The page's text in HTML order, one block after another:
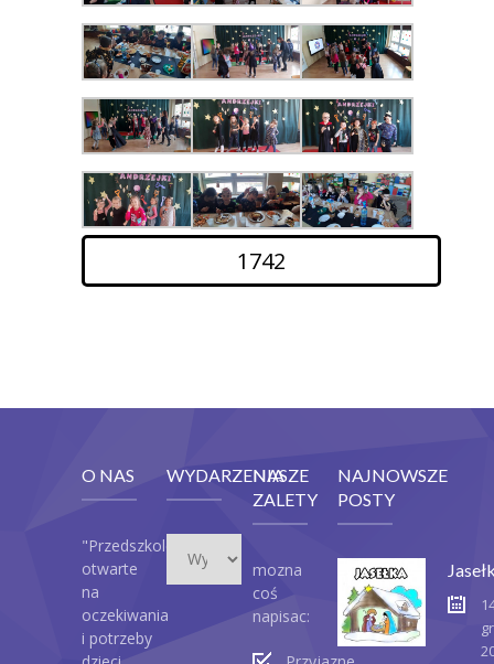
1742
O NAS
"Przedszkole
otwarte
na
oczekiwania
i potrzeby
WYDARZENIA
NASZE
ZALETY
mozna
coś
napisac:
NAJNOWSZE
POSTY